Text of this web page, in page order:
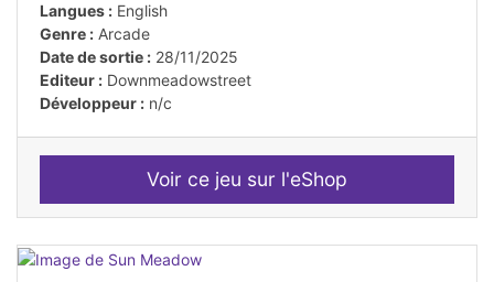
Langues : English
Genre : Arcade
Date de sortie : 28/11/2025
Editeur : Downmeadowstreet
Développeur : n/c
Voir ce jeu sur l'eShop